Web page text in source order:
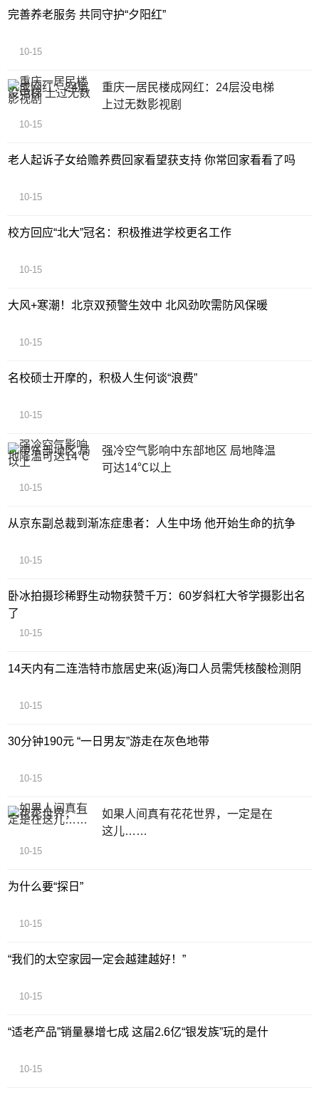
完善养老服务 共同守护“夕阳红”
10-15
重庆一居民楼成网红：24层没电梯
上过无数影视剧
10-15
老人起诉子女给赡养费回家看望获支持 你常回家看看了吗
10-15
校方回应“北大”冠名：积极推进学校更名工作
10-15
大风+寒潮！北京双预警生效中 北风劲吹需防风保暖
10-15
名校硕士开摩的，积极人生何谈“浪费”
10-15
强冷空气影响中东部地区 局地降温
可达14℃以上
10-15
从京东副总裁到渐冻症患者：人生中场 他开始生命的抗争
10-15
卧冰拍摄珍稀野生动物获赞千万：60岁斜杠大爷学摄影出名
了
10-15
14天内有二连浩特市旅居史来(返)海口人员需凭核酸检测阴
10-15
30分钟190元 “一日男友”游走在灰色地带
10-15
如果人间真有花花世界，一定是在
这儿……
10-15
为什么要“探日”
10-15
“我们的太空家园一定会越建越好！”
10-15
“适老产品”销量暴增七成 这届2.6亿“银发族”玩的是什
10-15